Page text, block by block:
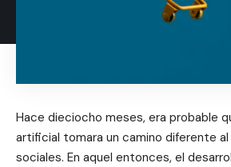
Hace dieciocho meses, era probable
artificial tomara un camino diferente
sociales. En aquel entonces, el